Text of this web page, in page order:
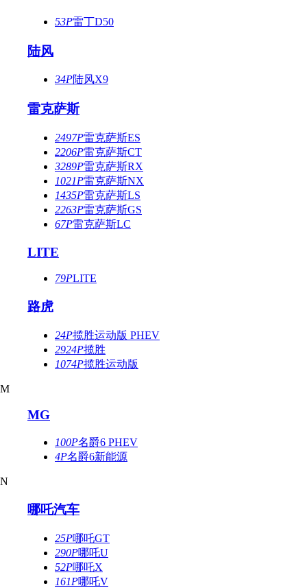
53P雷丁D50
陆风
34P陆风X9
雷克萨斯
2497P雷克萨斯ES
2206P雷克萨斯CT
3289P雷克萨斯RX
1021P雷克萨斯NX
1435P雷克萨斯LS
2263P雷克萨斯GS
67P雷克萨斯LC
LITE
79PLITE
路虎
24P揽胜运动版 PHEV
2924P揽胜
1074P揽胜运动版
M
MG
100P名爵6 PHEV
4P名爵6新能源
N
哪吒汽车
25P哪吒GT
290P哪吒U
52P哪吒X
161P哪吒V